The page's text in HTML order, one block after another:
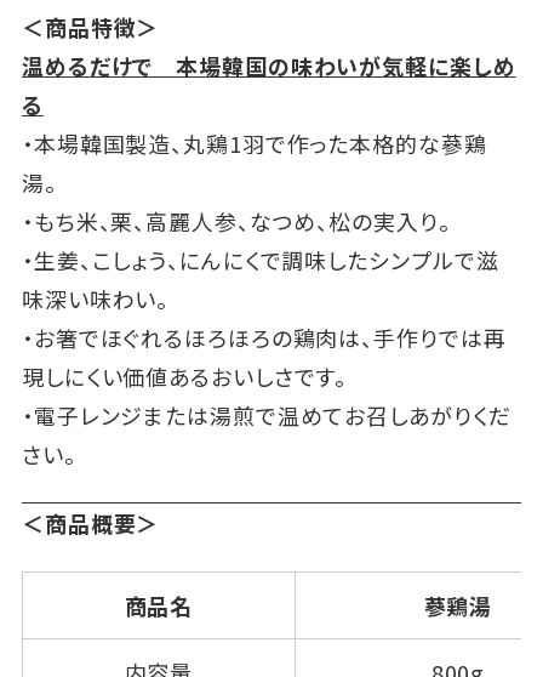
＜商品特徴＞
温めるだけで 本場韓国の味わいが気軽に楽しめ
る
・本場韓国製造、丸鶏1羽で作った本格的な蔘鶏
湯。
・もち米、栗、高麗人参、なつめ、松の実入り。
・生姜、こしょう、にんにくで調味したシンプルで滋
味深い味わい。
・お箸でほぐれるほろほろの鶏肉は、手作りでは再
現しにくい価値あるおいしさです。
・電子レンジまたは湯煎で温めてお召しあがりくだ
さい。
＜商品概要＞
商品名 蔘鶏湯